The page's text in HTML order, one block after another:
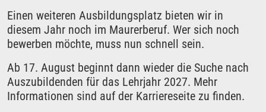
Einen weiteren Ausbildungsplatz bieten wir in
diesem Jahr noch im Maurerberuf. Wer sich noch
bewerben möchte, muss nun schnell sein.
Ab 17. August beginnt dann wieder die Suche nach
Auszubildenden für das Lehrjahr 2027. Mehr
Informationen sind auf der Karriereseite zu finden.